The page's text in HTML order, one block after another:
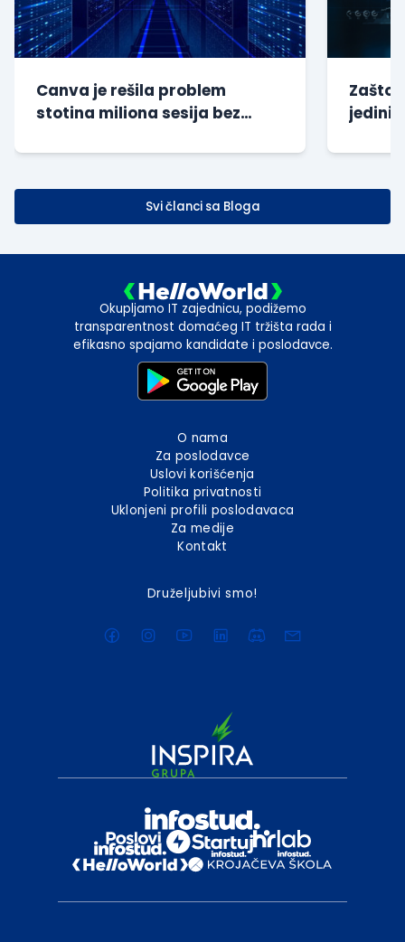
Canva je rešila problem
stotina miliona sesija bez
Zašto
jedini
Svi članci sa Bloga
Okupljamo IT zajednicu, podižemo
transparentnost domaćeg IT tržišta rada i
efikasno spajamo kandidate i poslodavce.
O nama
Za poslodavce
Uslovi korišćenja
Politika privatnosti
Uklonjeni profili poslodavaca
Za medije
Kontakt
Druželjubivi smo!